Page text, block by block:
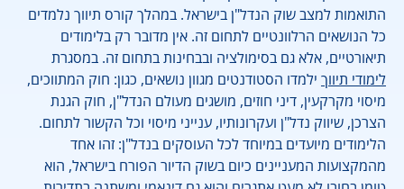
התואמות למצב שוק הנדל"ן בישראל. במהלך קורס תיווך נלמדים
כל הנושאים הרלוונטיים לתחום זה. אין מדובר רק בלימודים
תיאורטיים, אלא גם בסימולציה ובבחינות בתחום זה. במסגרת
לימודי תיווך ילמדו הסטודנטים מגוון נושאים, כגון: חוק המתווכים,
מיסוי מקרקעין, דיני חוזים, מושגים מעולם הנדל"ן, חוק הגנת
הצרכן, שיווק נדל"ן ועקרונותיו, ענייני מיסוי וכל הקשור לתחום.
הלימודים מיועדים במיוחד לכל העוסקים בנדל"ן: זהו אחד
מהמקצועות המעניינים כיום בשוק הדיור הפורח בישראל, הוא